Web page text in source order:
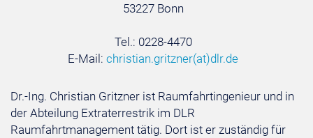
53227 Bonn
Tel.: 0228-4470
E-Mail: christian.gritzner(at)dlr.de
Dr.-Ing. Christian Gritzner ist Raumfahrtingenieur und in
der Abteilung Extraterrestrik im DLR
Raumfahrtmanagement tätig. Dort ist er zuständig für